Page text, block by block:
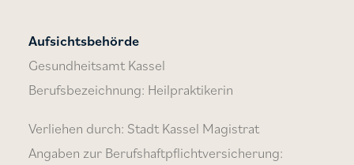
Aufsichtsbehörde
Gesundheitsamt Kassel
Berufsbezeichnung: Heilpraktikerin
Verliehen durch: Stadt Kassel Magistrat
Angaben zur Berufshaftpflichtversicherung: